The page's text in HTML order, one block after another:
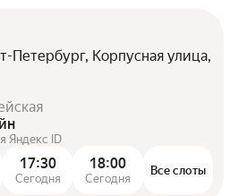
Петербург, Корпусная улица,
Яндекс ID
17:30
Сегодня
18:00
Сегодня
Все слоты